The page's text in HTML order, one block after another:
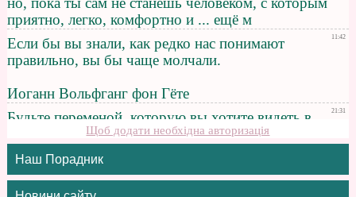
Щоб додати необхідна авторизація
Наш Порадник